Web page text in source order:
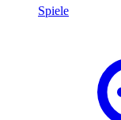
Spiele